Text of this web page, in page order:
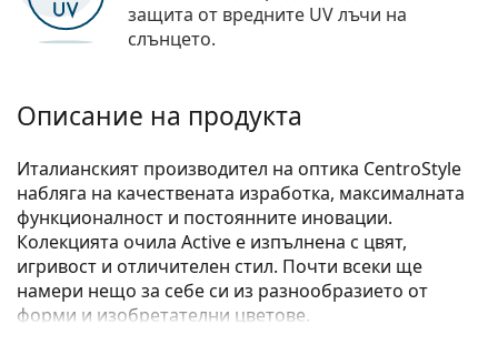
защита от вредните UV лъчи на
слънцето.
Описание на продукта
Италианският производител на оптика CentroStyle
набляга на качествената изработка, максималната
функционалност и постоянните иновации.
Колекцията очила Active е изпълнена с цвят,
игривост и отличителен стил. Почти всеки ще
намери нещо за себе си из разнообразието от
форми и изобретателни цветове.